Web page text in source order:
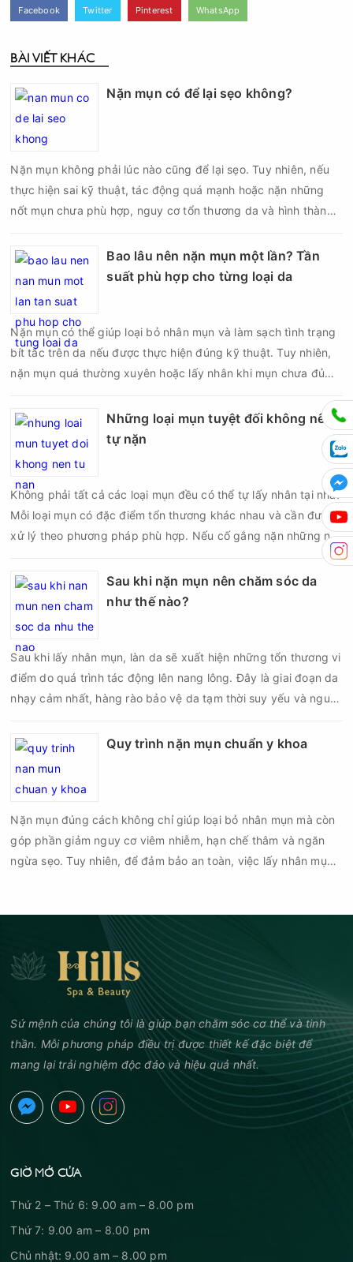
Facebook Twitter Pinterest WhatsApp
BÀI VIẾT KHÁC
Nặn mụn có để lại sẹo không?
Nặn mụn không phải lúc nào cũng để lại sẹo. Tuy nhiên, nếu
thực hiện sai kỹ thuật, tác động quá mạnh hoặc nặn những
nốt mụn chưa phù hợp, nguy cơ tổn thương da và hình thành
hoặc mụn nang nằm sâu dưới da, việc cố gắng lấy nhân bằng
tay có thể làm tổn thương cấu trúc da thay vì giúp mụn nhanh
chứng?
Bao lâu nên nặn mụn một lần? Tần
suất phù hợp cho từng loại da
Nặn mụn có thể giúp loại bỏ nhân mụn và làm sạch tình trạng
bít tắc trên da nếu được thực hiện đúng kỹ thuật. Tuy nhiên,
nặn mụn quá thường xuyên hoặc lấy nhân khi mụn chưa đủ
thâm sẹo. Vì vậy, bao lâu nên nặn mụn một lần là vấn đề được
nhiều người quan tâm khi xây dựng routine chăm sóc da. Tần
phục hồi của da.
Những loại mụn tuyệt đối không nên
tự nặn
Không phải tất cả các loại mụn đều có thể tự lấy nhân tại nhà.
Mỗi loại mụn có đặc điểm tổn thương khác nhau và cần được
xử lý theo phương pháp phù hợp. Nếu cố gắng nặn những nốt
mụn không đúng chỉ định, bạn có thể khiến tình trạng viêm trở
nên nghiêm trọng hơn, làm tăng nguy cơ nhiễm trùng, để lại
thâm hoặc sẹo khó phục hồi.
Sau khi nặn mụn nên chăm sóc da
như thế nào?
Sau khi lấy nhân mụn, làn da sẽ xuất hiện những tổn thương vi
điểm do quá trình tác động lên nang lông. Đây là giai đoạn da
nhạy cảm nhất, hàng rào bảo vệ da tạm thời suy yếu và nguy
nếu chăm sóc không đúng cách. Chính vì vậy, việc chăm sóc
Quy trình nặn mụn chuẩn y khoa
Nặn mụn đúng cách không chỉ giúp loại bỏ nhân mụn mà còn
góp phần giảm nguy cơ viêm nhiễm, hạn chế thâm và ngăn
ngừa sẹo. Tuy nhiên, để đảm bảo an toàn, việc lấy nhân mụn
Sứ mệnh của chúng tôi là giúp bạn chăm sóc cơ thể và tinh
thần. Mỗi phương pháp điều trị được thiết kế đặc biệt để
mang lại trải nghiệm độc đáo và hiệu quả nhất.
GIỜ MỞ CỬA
Thứ 2 – Thứ 6: 9.00 am – 8.00 pm
Thứ 7: 9.00 am – 8.00 pm
Chủ nhật: 9.00 am – 8.00 pm